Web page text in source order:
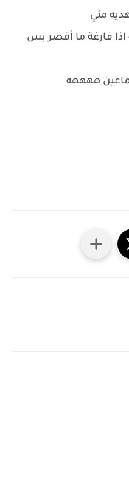
مني
اذا فارغة ما أقصر بس
ههههه